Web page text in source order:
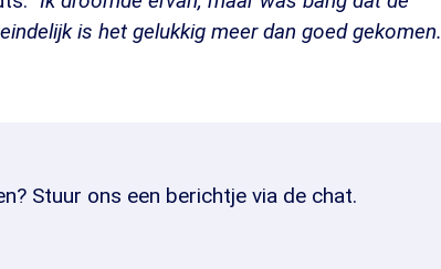
is het gelukkig meer dan goed gekomen.
Stuur ons een berichtje via de chat.